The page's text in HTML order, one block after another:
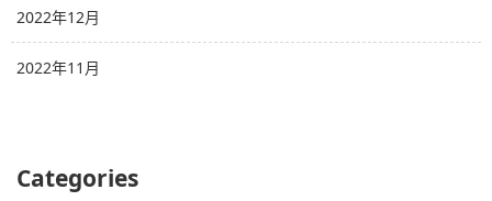
2022年12月
2022年11月
Categories